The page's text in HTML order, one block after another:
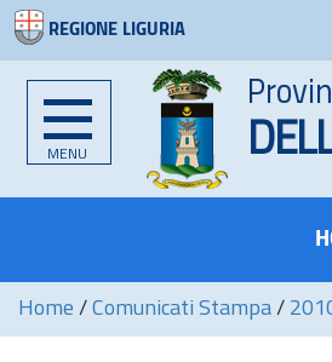
REGIONE LIGURIA
MENU
Home / Comunicati Stampa /